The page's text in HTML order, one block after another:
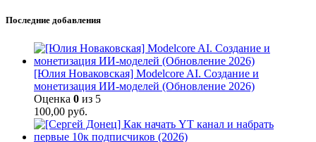
Последние добавления
[Юлия Новаковская] Modelcore AI. Создание и
монетизация ИИ-моделей (Обновление 2026)
Оценка 0 из 5
100,00 руб.